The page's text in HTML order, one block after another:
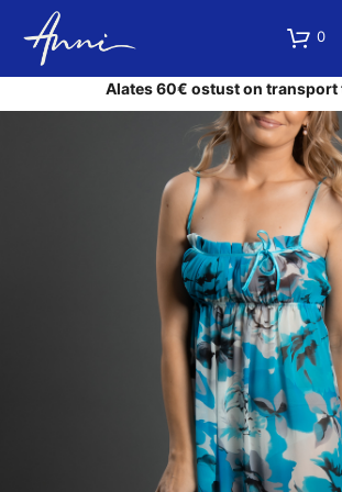
0
Alates 60€ ostust on transport